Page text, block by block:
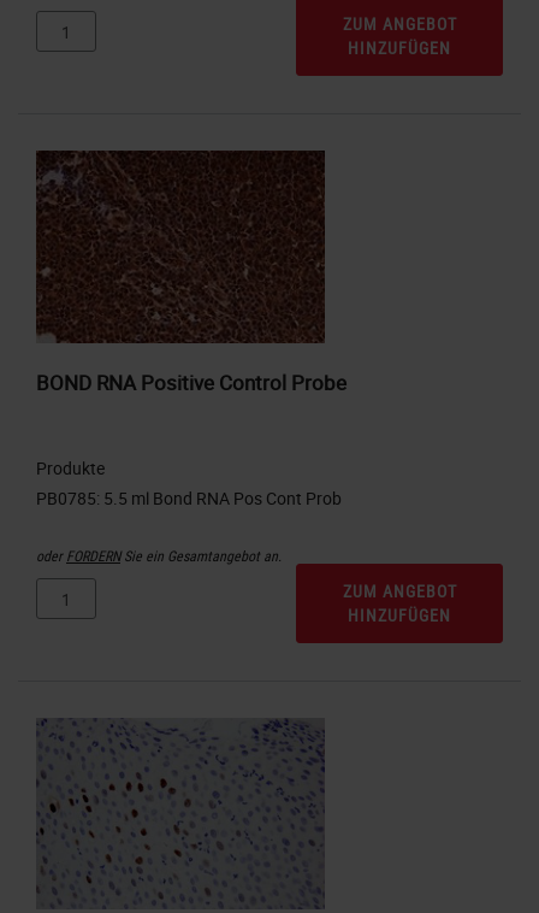
ZUM ANGEBOT
HINZUFÜGEN
BOND RNA Positive Control Probe
Produkte
oderFORDERNSie ein Gesamtangebot an.
ZUM ANGEBOT
HINZUFÜGEN